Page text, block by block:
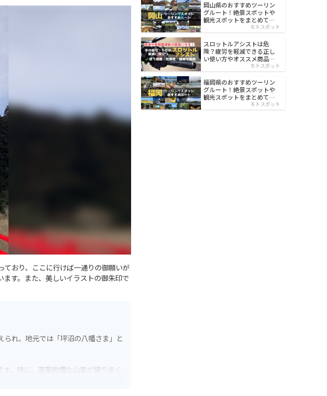
おり、ここに行けば一通りの御願いが
す。また、美しいイラストの御朱印で
れ、地元では「坪沼の八幡さま」と
。特に、豪華絢爛な山車が練り歩く
岡山県のおすすめツーリン
グルート！絶景スポットや
観光スポットをまとめて紹
モトスポット
スロットルアシストは危
険？疲労を軽減できる正し
い使い方やオススメ商品を
モトスポット
福岡県のおすすめツーリン
グルート！絶景スポットや
観光スポットをまとめて紹
モトスポット